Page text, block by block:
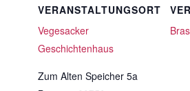
VERANSTALTUNGSORT
Vegesacker
Geschichtenhaus
Zum Alten Speicher 5a